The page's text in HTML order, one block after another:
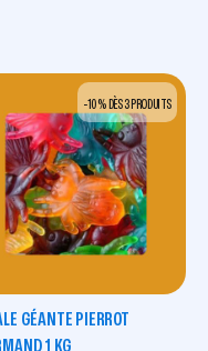
-10 % DÈS 3 PRODUITS
GÉANTE PIERROT
1 KG